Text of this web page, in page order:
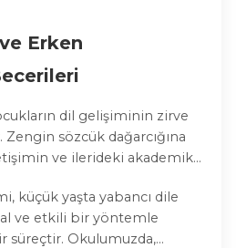
Erken
dil gelişiminin zirve
sözcük dağarcığına
ve ilerideki akademik
hikâye anlatımları ve
süreçte büyük önem taşır.
küçük yaşta yabancı dile
ve etkili bir yöntemle
süreçtir. Okulumuzda,